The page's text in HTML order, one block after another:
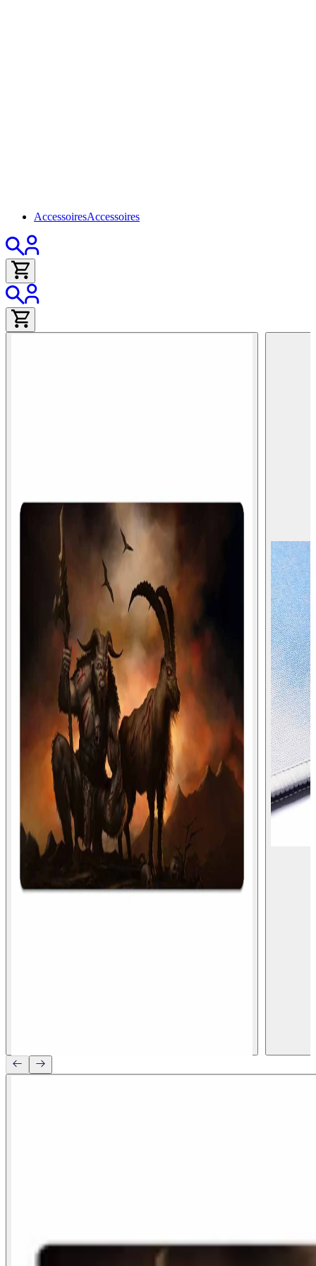
AccessoiresAccessoires